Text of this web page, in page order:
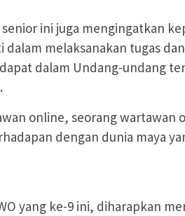
ini juga mengingatkan
melaksanakan tugas
dalam Undang-undang
online, seorang wartawan
dengan dunia maya
yang ke-9 ini, diharapkan